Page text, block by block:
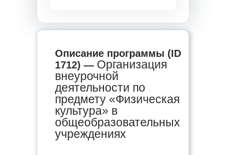
Описание программы (ID
1712) — Организация
внеурочной
деятельности по
предмету «Физическая
культура» в
общеобразовательных
учреждениях